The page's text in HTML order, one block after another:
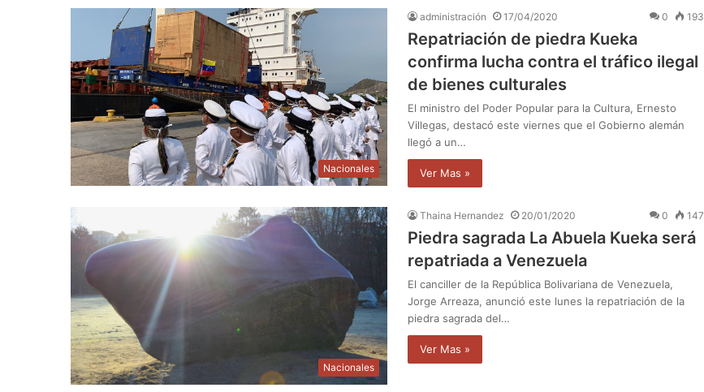
Nacionales
administración 17/04/2020 0 193
Repatriación de piedra Kueka
confirma lucha contra el tráfico ilegal
de bienes culturales
El ministro del Poder Popular para la Cultura, Ernesto
Villegas, destacó este viernes que el Gobierno alemán
llegó a un…
Ver Mas »
Nacionales
Thaina Hernandez 20/01/2020 0 147
Piedra sagrada La Abuela Kueka será
repatriada a Venezuela
El canciller de la República Bolivariana de Venezuela,
Jorge Arreaza, anunció este lunes la repatriación de la
piedra sagrada del…
Ver Mas »